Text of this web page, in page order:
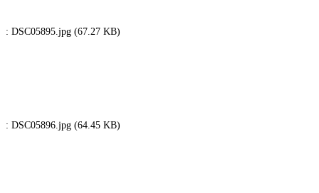
: DSC05895.jpg (67.27 KB)
: DSC05896.jpg (64.45 KB)